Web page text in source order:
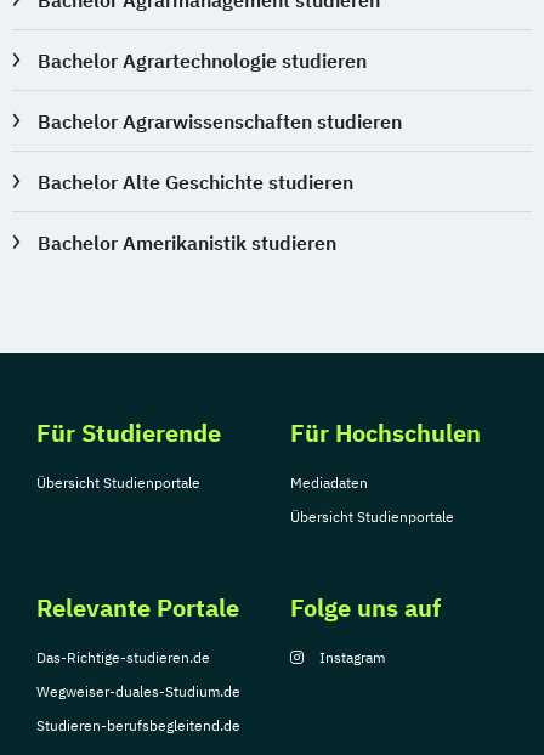
Bachelor Agrartechnologie studieren
Bachelor Agrarwissenschaften studieren
Bachelor Alte Geschichte studieren
Bachelor Amerikanistik studieren
Für Studierende
Übersicht Studienportale
Für Hochschulen
Mediadaten
Übersicht Studienportale
Relevante Portale
Das-Richtige-studieren.de
Wegweiser-duales-Studium.de
Studieren-berufsbegleitend.de
Folge uns auf
Instagram